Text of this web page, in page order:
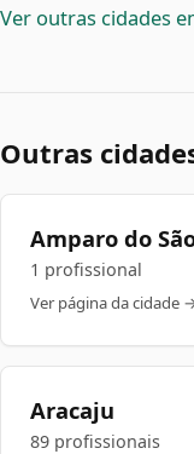
Ver outras cidades
Outras
Amparo do
1 profissional
Ver página da cidade
Aracaju
89 profissionais